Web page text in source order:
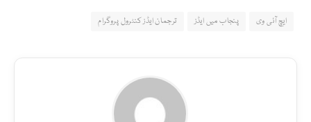
ایچ آئی وی پنجاب میں ایڈز ترجمان ایڈز کنٹرول پروگرام